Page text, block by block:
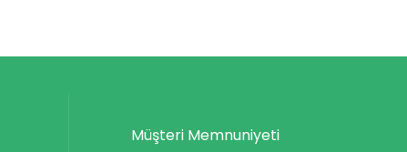
Müşteri Memnuniyeti